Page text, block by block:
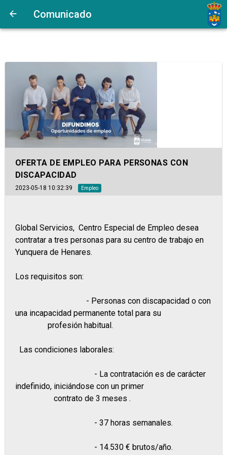
Comunicado
OFERTA DE EMPLEO PARA PERSONAS CON
DISCAPACIDAD
2023-05-18 10:32:39 Empleo
Global Servicios, Centro Especial de Empleo desea
contratar a tres personas para su centro de trabajo en
Yunquera de Henares.
Los requisitos son:
- Personas con discapacidad o con
una incapacidad permanente total para su
profesión habitual.
Las condiciones laborales:
- La contratación es de carácter
indefinido, iniciándose con un primer
contrato de 3 meses .
- 37 horas semanales.
- 14.530 € brutos/año.